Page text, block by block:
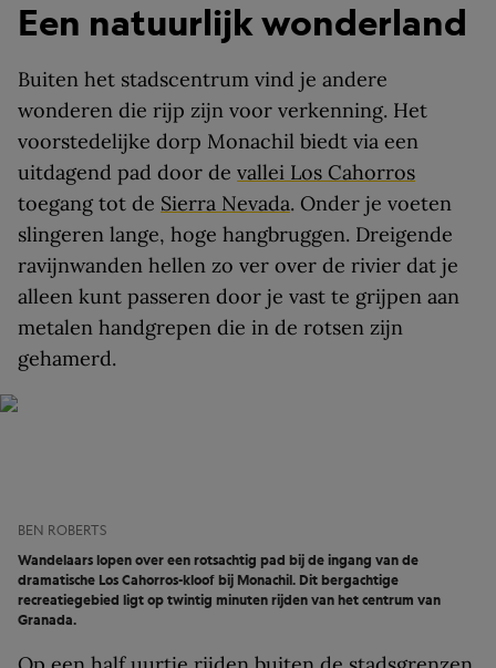
Een natuurlijk wonderland
Buiten het stadscentrum vind je andere
wonderen die rijp zijn voor verkenning. Het
voorstedelijke dorp Monachil biedt via een
uitdagend pad door de vallei Los Cahorros
toegang tot de Sierra Nevada. Onder je voeten
slingeren lange, hoge hangbruggen. Dreigende
ravijnwanden hellen zo ver over de rivier dat je
alleen kunt passeren door je vast te grijpen aan
metalen handgrepen die in de rotsen zijn
gehamerd.
BEN ROBERTS
Wandelaars lopen over een rotsachtig pad bij de ingang van de
dramatische Los Cahorros-kloof bij Monachil. Dit bergachtige
recreatiegebied ligt op twintig minuten rijden van het centrum van
Granada.